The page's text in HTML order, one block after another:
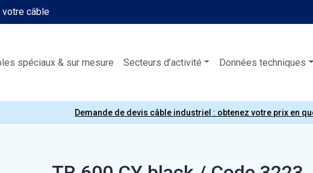
votre câble
spéciaux & sur mesure Secteurs d’activité Données techniques
Demande de devis câble industriel : obtenez votre prix en